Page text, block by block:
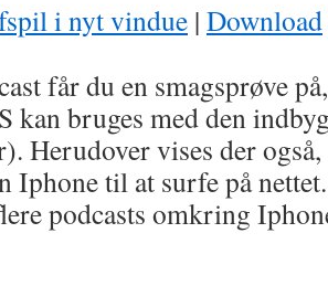
i nyt vindue | Download
får du en smagsprøve
kan bruges med den
Herudover vises der
Iphone til at surfe på
podcasts omkring